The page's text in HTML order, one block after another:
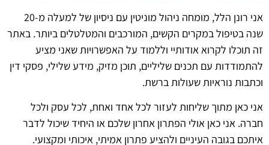
אני רונן הלל, מומחה ניהול מוניטין עם ניסיון של למעלה מ-20
שנה בטיפול במקרים הקשים, המורכבים והמטלטלים ביותר. באתר
זה תוכלו לקרוא אודותיי וללמוד על האפשרויות שאני מציע
להתמודדות עם תכנים שליליים, תוכן מזיק, מידע שלילי, פסקי דין
וכתבות נוראיות שעולות ברשת.
אני כאן מתוך שליחות לעזור לכל אחד ואחת, לכל עסק ולכל
חברה. אני כאן אולי הפתרון אחרון שלכם או היחיד שיכול לדבר
איתכם בגובה העיניים ולהציע פתרון אמיתי, איכותי ומקצועי.